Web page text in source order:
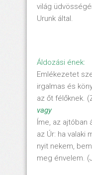
világ
Urunk által.
Áldozási ének:
Emlékezetet
irgalmas és
az őt félőknek.
vagy
Íme, az ajtóban
az Úr: ha valaki
nyit nekem,
meg énvelem.